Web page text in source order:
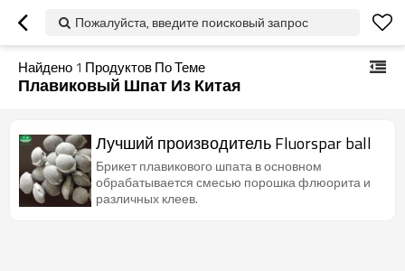
Пожалуйста, введите поисковый запрос
Найдено 1 Продуктов По Теме
Плавиковый Шпат Из Китая
Лучший производитель Fluorspar ball
Брикет плавикового шпата в основном
обрабатывается смесью порошка флюорита и
различных клеев.